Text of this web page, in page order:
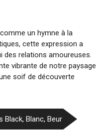
un hymne à la
cette expression a
des relations amoureuses.
vibrante de notre paysage
soif de découverte
Blanc, Beur